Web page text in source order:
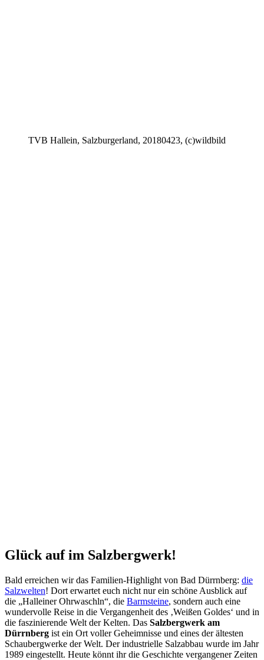
TVB Hallein, Salzburgerland, 20180423, (c)wildbild
Glück auf im Salzbergwerk!
Bald erreichen wir das Familien-Highlight von Bad Dürrnberg: die
Salzwelten! Dort erwartet euch nicht nur ein schöne Ausblick auf
die „Halleiner Ohrwaschln“, die Barmsteine, sondern auch eine
wundervolle Reise in die Vergangenheit des ‚Weißen Goldes‘ und in
die faszinierende Welt der Kelten. Das Salzbergwerk am
Dürrnberg ist ein Ort voller Geheimnisse und eines der ältesten
Schaubergwerke der Welt. Der industrielle Salzabbau wurde im Jahr
1989 eingestellt. Heute könnt ihr die Geschichte vergangener Zeiten